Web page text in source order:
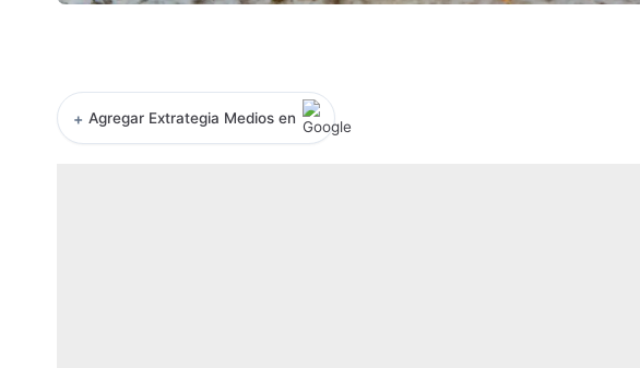
+ Agregar Extrategia Medios en